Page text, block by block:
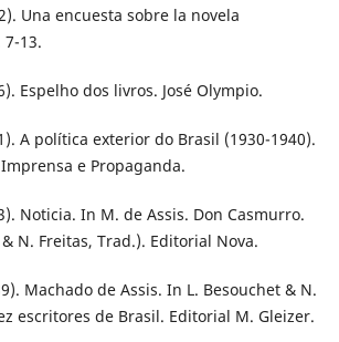
Una encuesta sobre la novela
13.
Espelho dos livros. José Olympio.
A política exterior do Brasil (1930-1940).
e Propaganda.
Noticia. In M. de Assis. Don Casmurro.
N. Freitas, Trad.). Editorial Nova.
Machado de Assis. In L. Besouchet & N.
escritores de Brasil. Editorial M. Gleizer.